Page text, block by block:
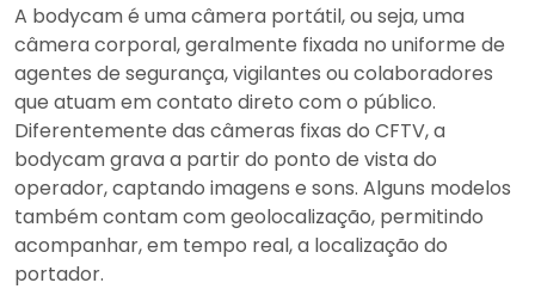
A bodycam é uma câmera portátil, ou seja, uma
câmera corporal, geralmente fixada no uniforme de
agentes de segurança, vigilantes ou colaboradores
que atuam em contato direto com o público.
Diferentemente das câmeras fixas do CFTV, a
bodycam grava a partir do ponto de vista do
operador, captando imagens e sons. Alguns modelos
também contam com geolocalização, permitindo
acompanhar, em tempo real, a localização do
portador.